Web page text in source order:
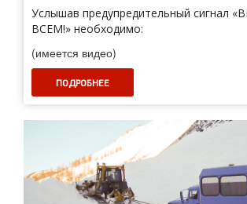
Услышав предупредительный сигнал
ВСЕМ!» необходимо:
(имеется видео)
ПОДРОБНЕЕ